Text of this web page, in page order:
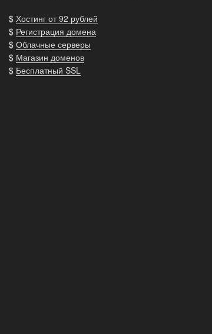
$ Хостинг от 92 рублей
$ Регистрация домена
$ Облачные серверы
$ Магазин доменов
$ Бесплатный SSL